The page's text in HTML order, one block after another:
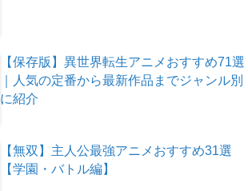
【保存版】異世界転生アニメおすすめ71選
｜人気の定番から最新作品までジャンル別
に紹介
【無双】主人公最強アニメおすすめ31選
【学園・バトル編】